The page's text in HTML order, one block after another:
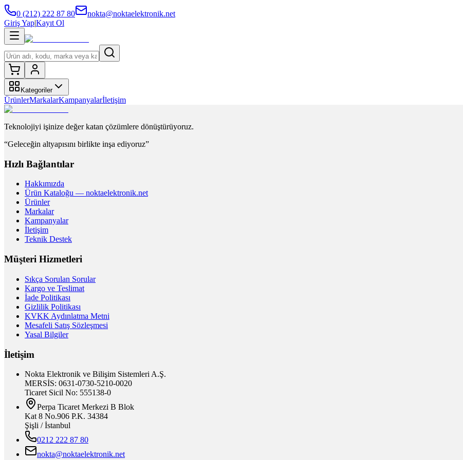
0 (212) 222 87 80
nokta@noktaelektronik.net
Giriş Yap|Kayıt Ol
Kategoriler
ÜrünlerMarkalarKampanyalarİletişim
Teknolojiyi işinize değer katan çözümlere dönüştürüyoruz.
“Geleceğin altyapısını birlikte inşa ediyoruz”
Hızlı Bağlantılar
Hakkımızda
Ürün Kataloğu — noktaelektronik.net
Ürünler
Markalar
Kampanyalar
İletişim
Teknik Destek
Müşteri Hizmetleri
Sıkça Sorulan Sorular
Kargo ve Teslimat
İade Politikası
Gizlilik Politikası
KVKK Aydınlatma Metni
Mesafeli Satış Sözleşmesi
Yasal Bilgiler
İletişim
Nokta Elektronik ve Bilişim Sistemleri A.Ş.
MERSİS: 0631-0730-5210-0020
Ticaret Sicil No: 555138-0
Perpa Ticaret Merkezi B Blok
Kat 8 No.906 P.K. 34384
Şişli / İstanbul
0212 222 87 80
nokta@noktaelektronik.net